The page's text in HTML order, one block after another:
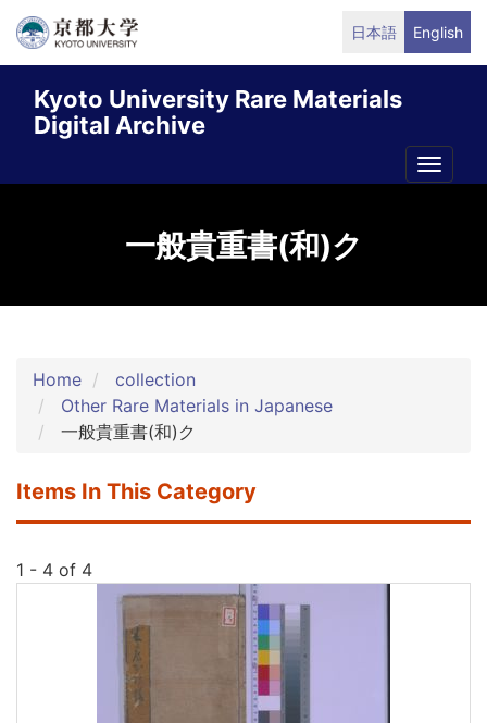
Skip
content
日本語 English
Kyoto University Rare Materials
Digital Archive
Toggle
一般貴重書(和)ク
Home
collection
Other Rare Materials in Japanese
一般貴重書(和)ク
Items In This Category
1 - 4 of 4